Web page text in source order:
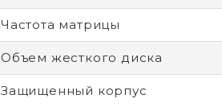
Частота матрицы
Объем жесткого диска
Защищенный корпус